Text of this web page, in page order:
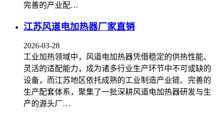
完善的产业配…
江苏风道电加热器厂家直销
2026-03-28
工业加热领域中，风道电加热器凭借稳定的供热性能、
灵活的适配能力，成为诸多行业生产环节中不可或缺的
设备，而江苏地区依托成熟的工业制造产业链、完善的
生产配套体系，聚集了一批深耕风道电加热器研发与生
产的源头厂…